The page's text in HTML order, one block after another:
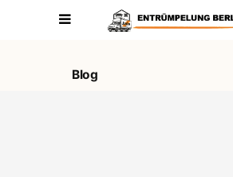
Blog